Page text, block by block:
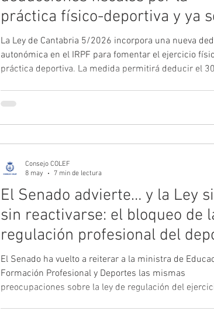
práctica físico-deportiva y ya
las CCAA
La Ley de Cantabria 5/2026 incorpora una nueva
autonómica en el IRPF para fomentar el ejercicio
práctica deportiva. La medida permitirá deducir el
incorporación, Cantabria se convierte en la quinta
El Senado advierte… y la Ley
sin reactivarse: el bloqueo de
regulación profesional del
El Senado ha vuelto a reiterar a la ministra de
Formación Profesional y Deportes las mismas
preocupaciones sobre la ley de regulación del
Consejo COLEF
8 may
7 min de lectura